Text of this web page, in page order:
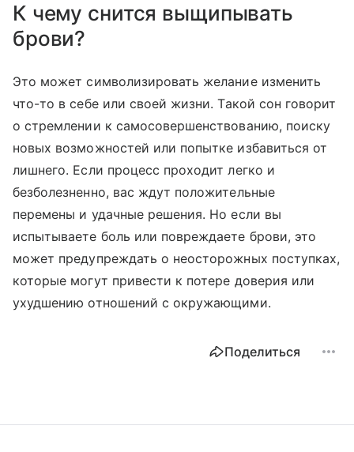
К чему снится выщипывать
брови?
Это может символизировать желание изменить
что-то в себе или своей жизни. Такой сон говорит
о стремлении к самосовершенствованию, поиску
новых возможностей или попытке избавиться от
лишнего. Если процесс проходит легко и
безболезненно, вас ждут положительные
перемены и удачные решения. Но если вы
испытываете боль или повреждаете брови, это
может предупреждать о неосторожных поступках,
которые могут привести к потере доверия или
ухудшению отношений с окружающими.
Поделиться